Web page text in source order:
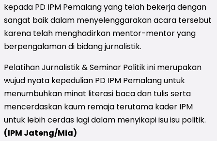
kepada PD IPM Pemalang yang telah bekerja dengan
sangat baik dalam menyelenggarakan acara tersebut
karena telah menghadirkan mentor-mentor yang
berpengalaman di bidang jurnalistik.
Pelatihan Jurnalistik & Seminar Politik ini merupakan
wujud nyata kepedulian PD IPM Pemalang untuk
menumbuhkan minat literasi baca dan tulis serta
mencerdaskan kaum remaja terutama kader IPM
untuk lebih cerdas lagi dalam menyikapi isu isu politik.
(IPM Jateng/Mia)